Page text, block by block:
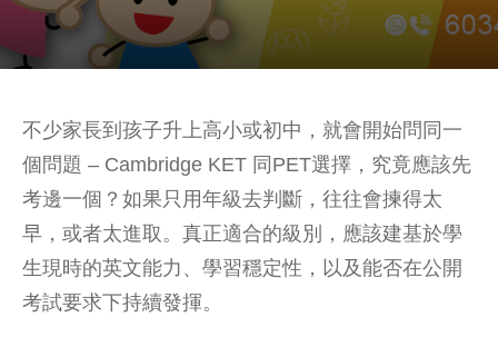
不少家長到孩子升上高小或初中，就會開始問同一
個問題 – Cambridge KET 同PET選擇，究竟應該先
考邊一個？如果只用年級去判斷，往往會揀得太
早，或者太進取。真正適合的級別，應該建基於學
生現時的英文能力、學習穩定性，以及能否在公開
考試要求下持續發揮。